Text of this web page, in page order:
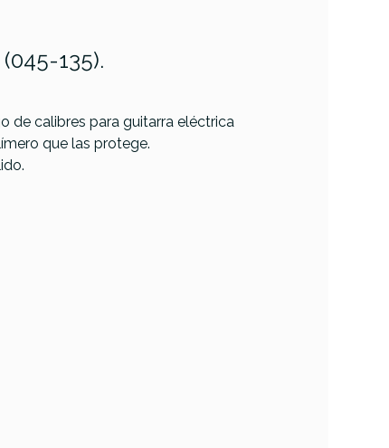
135).
de calibres para guitarra eléctrica
que las protege.